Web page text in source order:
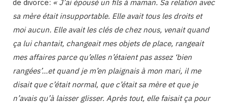
de divorce: « J’ai épousé un fils à maman. Sa relation avec
sa mère était insupportable. Elle avait tous les droits et
moi aucun. Elle avait les clés de chez nous, venait quand
ça lui chantait, changeait mes objets de place, rangeait
mes affaires parce qu’elles n’étaient pas assez ‘bien
rangées’…et quand je m’en plaignais à mon mari, il me
disait que c’était normal, que c’était sa mère et que je
n’avais qu’à laisser glisser. Après tout, elle faisait ça pour